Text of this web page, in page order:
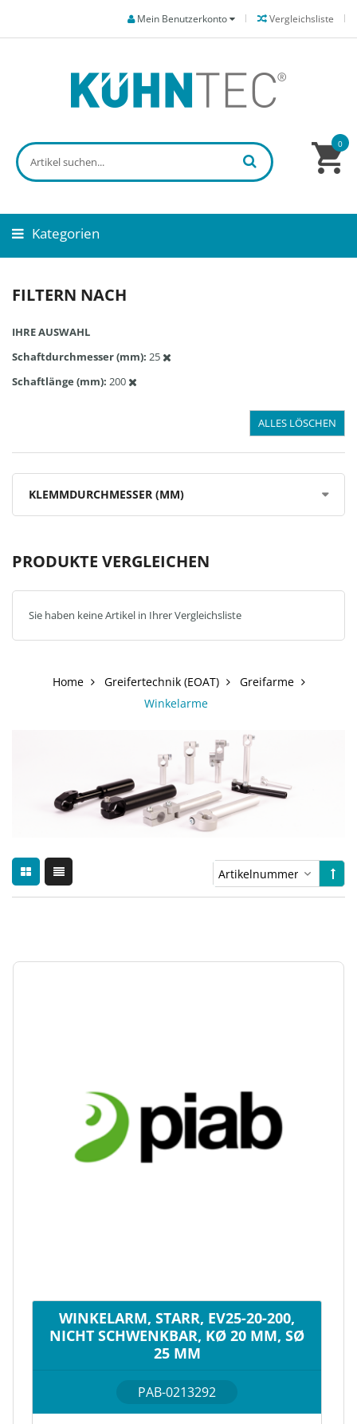
Vergleichsliste
Mein Benutzerkonto
0
Kategorien
FILTERN NACH
IHRE AUSWAHL
Schaftdurchmesser (mm) 25
Schaftlänge (mm) 200
ALLES LÖSCHEN
KLEMMDURCHMESSER (MM)
PRODUKTE VERGLEICHEN
Sie haben keine Artikel in Ihrer Vergleichsliste
Home Greifertechnik (EOAT)
Greifarme
Winkelarme
WINKELARM, STARR, EV25-20-200,
NICHT SCHWENKBAR, KØ 20 MM, SØ
25 MM
PAB-0213292